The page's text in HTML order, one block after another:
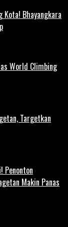
Kota! Bhayangkara
World Climbing
Targetkan
Penonton
Makin Panas